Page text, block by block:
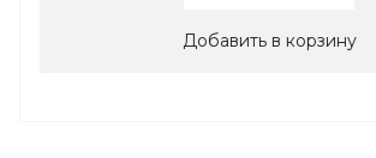
Добавить в корзину